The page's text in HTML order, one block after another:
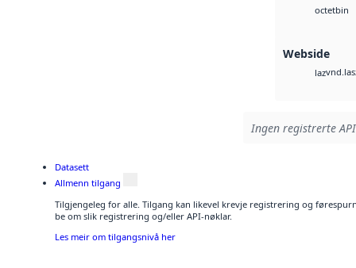
octetbin
Webside
laz
Ingen registrerte
Datasett
Allmenn tilgang
Tilgjengeleg for alle. Tilgang kan likevel krevje registrering og
be om slik registrering og/eller API-nøklar.
Les meir om tilgangsnivå her